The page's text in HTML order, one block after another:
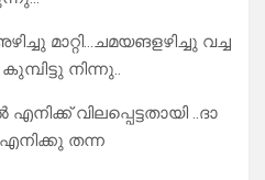
മാറ്റി…ചമയങളഴിച്ചു വച്ച
നിന്നു..
വിലപ്പെട്ടതായി ..ദാ
തന്ന